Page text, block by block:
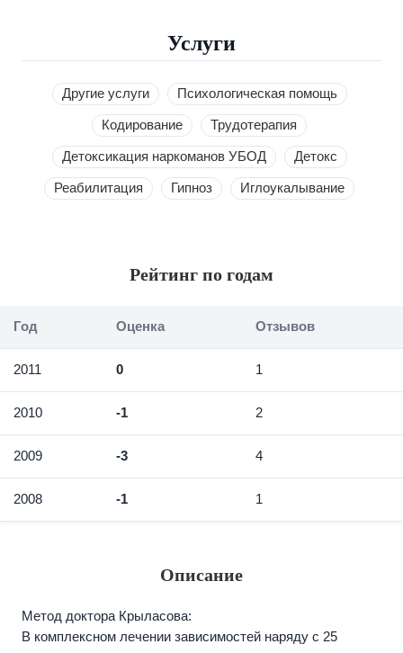
Услуги
Другие услуги Психологическая помощь
Кодирование Трудотерапия
Детоксикация наркоманов УБОД Детокс
Реабилитация Гипноз Иглоукалывание
Рейтинг по годам
Год Оценка Отзывов
2011 0 1
2010 -1 2
2009 -3 4
2008 -1 1
Описание
Метод доктора Крыласова:
В комплексном лечении зависимостей наряду с 25